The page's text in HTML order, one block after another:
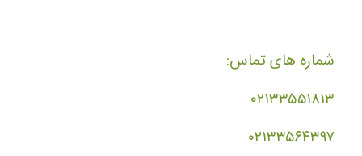
شماره های تماس:
۰۲۱۳۳۵۵۱۸۱۳
۰۲۱۳۳۵۶۴۳۹۷